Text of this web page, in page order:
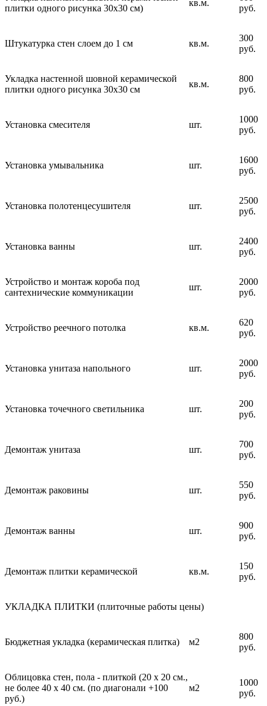
плитки одного рисунка 30х30 см)
кв.м.
руб.
Штукатурка стен слоем до 1 см кв.м.
300
руб.
Укладка настенной шовной керамической
плитки одного рисунка 30х30 см
кв.м.
800
руб.
Установка смесителя шт.
1000
руб.
Установка умывальника шт.
1600
руб.
Установка полотенцесушителя шт.
2500
руб.
Установка ванны шт.
2400
руб.
Устройство и монтаж короба под
сантехнические коммуникации
шт.
2000
руб.
Устройство реечного потолка кв.м.
620
руб.
Установка унитаза напольного шт.
2000
руб.
Установка точечного светильника шт.
200
руб.
Демонтаж унитаза шт.
700
руб.
Демонтаж раковины шт.
550
руб.
Демонтаж ванны шт.
900
руб.
Демонтаж плитки керамической кв.м.
150
руб.
УКЛАДКА ПЛИТКИ (плиточные работы цены)
Бюджетная укладка (керамическая плитка) м2
800
руб.
Облицовка стен, пола - плиткой (20 х 20 см.,
не более 40 х 40 см. (по диагонали +100
руб.)
м2
1000
руб.